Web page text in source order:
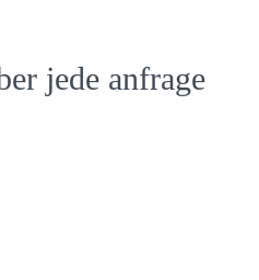
jede anfrage